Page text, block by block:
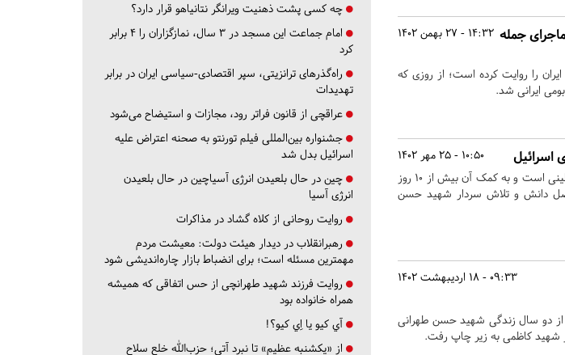
14:32 - 27 بهمن 1402 جمله
را روایت کرده است؛‌ از روزی که
ایرانی شد.
10:50 - 25 مهر 1402
موشک هایی که امروز در دست حماس و گروه های مقاومت فلسطینی است و به کمک آن بیش از ۱۰ روز
دانش و تلاش سردار شهید حسن
09:33 - 18 اردیبهشت 1402
دو سال زندگی شهید حسن طهرانی
شهید کاظمی به زیر چاپ رفت.
چه کسی پشت ذهنیت ویرانگر نتانیاهو قرار دارد؟
امام جماعت این مسجد در ۳ سال، نمازگزاران را ۴ برابر
کرد
راه‌گذرهای ترانزیتی، سپر اقتصادی-سیاسی ایران در برابر
تهدیدات
عراقچی از قانون فراتر رود، مجازات و استیضاح می‌شود
جشنواره بین‌المللی فیلم تورنتو به صحنه اعتراض علیه
اسرائیل بدل شد
چین در حال بلعیدن انرژی آسیاچین در حال بلعیدن
انرژی آسیا
روایت روحانی از کلاه گشاد در مذاکرات
رهبرانقلاب در دیدار هیئت دولت: معیشت مردم
مهمترین مسئله است؛ برای انضباط بازار چاره‌اندیشی شود
روایت فرزند شهید طهرانچی از حس اتفاقی که همیشه
همراه خانواده بود
آي كيو يا اِي كيو؟!
از «یکشنبه عظیم» تا نبرد آتی؛ حزب‌الله خلع سلاح